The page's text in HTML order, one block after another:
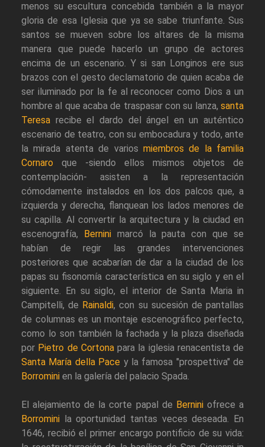
menos su escultura concebida también a la mayor
gloria de esa Iglesia que ya se sabe triunfante. Sus
santos se mueven sobre los altares de la misma
manera que puede hacerlo un grupo de actores
encima de un escenario. Y si san Longinos ere sus
brazos con el gesto declamatorio de quien acaba de
ser iluminado por la fe al reconocer como Dios a un
hombre al que acaba de traspasar con su lanza, santa
Teresa recibe el dardo del ángel en un auténtico
escenario de teatro, con su embocadura y todo, ante
la mirada atenta de varios miembros de la familia
Cornaro que -siendo ellos mismos objetos de
contemplación- asisten a la representación
cómodamente instalados en los dos palcos que, a
izquierda y derecha, flanquean los lados menores de
su capilla. Al convertir la arquitectura y la ciudad en
escenografía,
Berninimarcó la pauta con que se
habían de regir las grandes intervenciones
posteriores que acabarían de dar a la ciudad de los
papas su fisonomía característica en su siglo y en el
siguiente. En su siglo, el interior de Santa Maria in
Campitelli, de Rainaldi, con su sucesión de pantallas
de columnas es un montaje escenográfico perfecto,
como lo son también la fachada y la plaza diseñada
por Pietro de Cortonapara la iglesia renacentista de
Santa María della Pace y la famosa "prospettiva" de
Borromini en la galería del palacio Spada.
El alejamiento de la corte papal de Berniniofrece a
Borromini la oportunidad tantas veces deseada. En
1646, recibió el primer encargo pontificio de su vida: